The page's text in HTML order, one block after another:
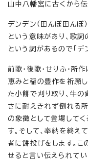
山中八幡宮に古くから
デンデン（田んぼ田んぼ）
という意味があり、歌詞
という詞があるので「デ
前歌・後歌・せりふ・所
恵みと稲の豊作を祈願
た小餅で刈り取り、牛
さに耐えきれず倒れる所
の象徴として登場して
す。そして、奉納を終
者に餅投げをします。
せると言い伝えられてい